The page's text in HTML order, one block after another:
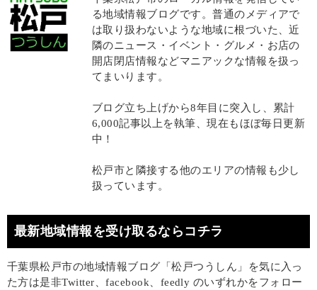
る地域情報ブログです。普通のメディアで
は取り扱わないような地域に根づいた、近
隣のニュース・イベント・グルメ・お店の
開店閉店情報などマニアックな情報を扱っ
てまいります。
ブログ立ち上げから8年目に突入し、累計
6,000記事以上を執筆、現在もほぼ毎日更新
中！
松戸市と隣接する他のエリアの情報も少し
扱っています。
最新地域情報を受け取るならコチラ
千葉県松戸市の地域情報ブログ「松戸つうしん」を気に入っ
た方は是非Twitter、facebook、feedly のいずれかをフォロー